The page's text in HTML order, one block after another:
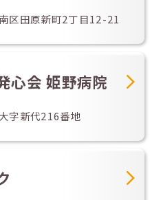
区田原新町2丁目12-21
心会 姫野病院
字新代216番地